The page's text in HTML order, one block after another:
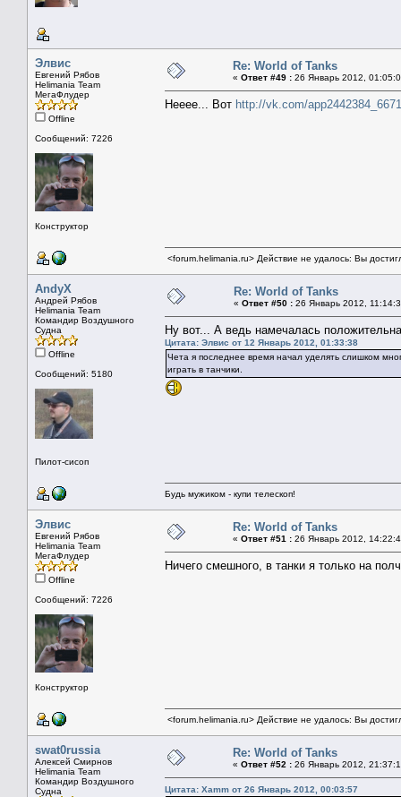
Элвис
Евгений Рябов
Helimania Team
МегаФлудер
Offline
Сообщений: 7226
Конструктор
Re: World of Tanks
« Ответ #49 : 26 Январь 2012,
Нееее... Вот http://vk.com/
<forum.helimania.ru> Действие не удалось: Вы
AndyX
Андрей Рябов
Helimania Team
Командир Воздушного
Судна
Offline
Сообщений: 5180
Пилот-сисоп
Re: World of Tanks
« Ответ #50 : 26 Январь 2012,
Ну вот... А ведь намечалась
Цитата: Элвис от 12 Январь 2012, 01:33:38
Чета я последнее время начал уделять слишком
играть в танчики.
Будь мужиком - купи телескоп!
Элвис
Евгений Рябов
Helimania Team
МегаФлудер
Offline
Сообщений: 7226
Конструктор
Re: World of Tanks
« Ответ #51 : 26 Январь 2012,
Ничего смешного, в танки я только на
<forum.helimania.ru> Действие не удалось: Вы
swat0russia
Алексей Смирнов
Helimania Team
Командир Воздушного
Судна
Re: World of Tanks
« Ответ #52 : 26 Январь 2012,
Цитата: Xamm от 26 Январь 2012, 00:03:57